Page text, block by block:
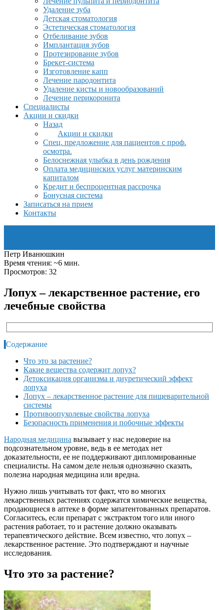
Удаление зуба
Детская стоматология
Эстетическая стоматология
Отбеливание зубов
Имплантация зубов
Протезирование зубов
Брекет-система
Изготовление капп
Лечение пародонтита
Удаление кисты и новообразований
Лечение перикоронита
Специалисты
Акции и скидки
Назад
Акции и скидки
Спец. предложение для пациентов с проф.
осмотра.
Белоснежная улыбка в день рождения
Оплата медицинских услуг материнским
капиталом
Кредит и беспроцентная рассрочка
Бонусная система
Записаться на прием
Контакты
Петр Иванюшкин
Время чтения: ~6 мин.
Просмотров: 32
Лопух – лекарственное растение, его
лечебные свойства
Содержание
Что это за растение?
Какие вещества содержит лопух?
Детоксикация организма и диуретический эффект
лопуха
Лопух – лекарственное растение для пищеварительной
системы
Противоопухолевые свойства лопуха
Безопасность применения и побочные эффекты
Народная медицина вызывает у нас недоверие на
подсознательном уровне, ведь в ее методах нет
доказательности, ее не поддерживают дипломированные
специалисты. На самом деле нельзя однозначно сказать,
полезна народная медицина или вредна.
Нужно лишь учитывать тот факт, что во многих
лекарственных растениях содержатся химические вещества,
продающиеся в аптеке в форме запатентованных препаратов.
Согласитесь, если препарат с экстрактом того или иного
растения работает, то и растение должно оказывать
терапевтического действие. Всем известно, что лопух –
лекарственное растение. Это подтверждают и научные
исследования.
Что это за растение?